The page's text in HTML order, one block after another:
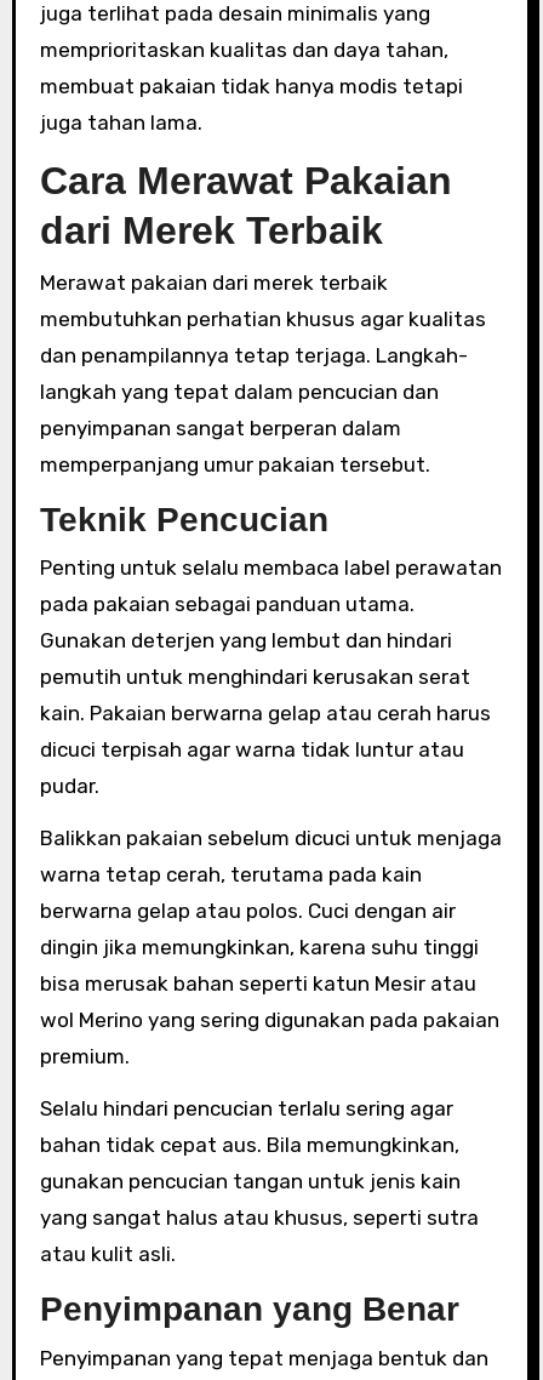
juga terlihat pada desain minimalis yang
memprioritaskan kualitas dan daya tahan,
membuat pakaian tidak hanya modis tetapi
juga tahan lama.
Cara Merawat Pakaian
dari Merek Terbaik
Merawat pakaian dari merek terbaik
membutuhkan perhatian khusus agar kualitas
dan penampilannya tetap terjaga. Langkah-
langkah yang tepat dalam pencucian dan
penyimpanan sangat berperan dalam
memperpanjang umur pakaian tersebut.
Teknik Pencucian
Penting untuk selalu membaca label perawatan
pada pakaian sebagai panduan utama.
Gunakan deterjen yang lembut dan hindari
pemutih untuk menghindari kerusakan serat
kain. Pakaian berwarna gelap atau cerah harus
dicuci terpisah agar warna tidak luntur atau
pudar.
Balikkan pakaian sebelum dicuci untuk menjaga
warna tetap cerah, terutama pada kain
berwarna gelap atau polos. Cuci dengan air
dingin jika memungkinkan, karena suhu tinggi
bisa merusak bahan seperti katun Mesir atau
wol Merino yang sering digunakan pada pakaian
premium.
Selalu hindari pencucian terlalu sering agar
bahan tidak cepat aus. Bila memungkinkan,
gunakan pencucian tangan untuk jenis kain
yang sangat halus atau khusus, seperti sutra
atau kulit asli.
Penyimpanan yang Benar
Penyimpanan yang tepat menjaga bentuk dan